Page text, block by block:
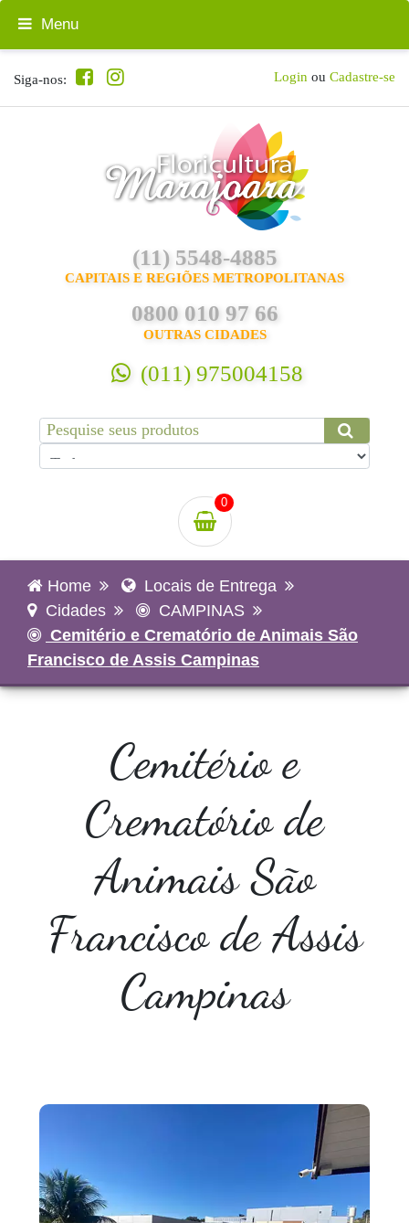
Siga-nos: Login ou Cadastre-se
(11) 5548-4885
CAPITAIS E REGIÕES METROPOLITANAS
0800 010 97 66
OUTRAS CIDADES
(011) 975004158
0
Menu
Home
Locais de Entrega
Cidades
CAMPINAS
Cemitério e Crematório de Animais São
Francisco de Assis Campinas
Cemitério e
Crematório de
Animais São
Francisco de Assis
Campinas